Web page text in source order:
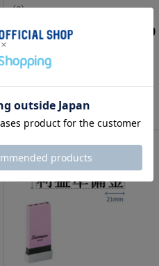
（0）
¥330
カートに入れる